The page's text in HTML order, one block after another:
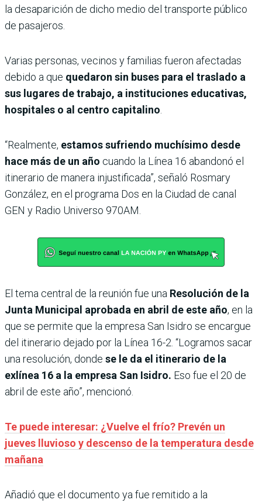
la desaparición de dicho medio del transporte público
de pasajeros.
Varias personas, vecinos y familias fueron afectadas
debido a que quedaron sin buses para el traslado a
sus lugares de trabajo, a instituciones educativas,
hospitales o al centro capitalino.
“Realmente, estamos sufriendo muchísimo desde
hace más de un año cuando la Línea 16 abandonó el
itinerario de manera injustificada”, señaló Rosmary
González, en el programa Dos en la Ciudad de canal
GEN y Radio Universo 970AM.
El tema central de la reunión fue una Resolución de la
Junta Municipal aprobada en abril de este año, en la
que se permite que la empresa San Isidro se encargue
del itinerario dejado por la Línea 16-2. “Logramos sacar
una resolución, donde se le da el itinerario de la
exlínea 16 a la empresa San Isidro. Eso fue el 20 de
abril de este año”, mencionó.
Te puede interesar: ¿Vuelve el frío? Prevén un
jueves lluvioso y descenso de la temperatura desde
mañana
Añadió que el documento ya fue remitido a la